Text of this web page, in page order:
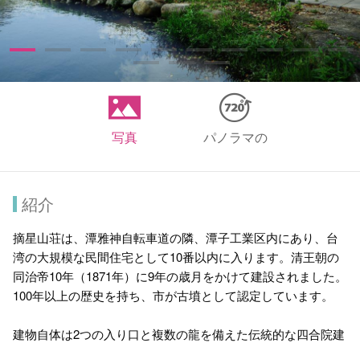
写真 パノラマの
紹介
摘星山荘は、潭雅神自転車道の隣、潭子工業区内にあり、台
湾の大規模な民間住宅として10番以内に入ります。清王朝の
同治帝10年（1871年）に9年の歳月をかけて建設されました。
100年以上の歴史を持ち、市が古墳として認定しています。
建物自体は2つの入り口と複数の龍を備えた伝統的な四合院建